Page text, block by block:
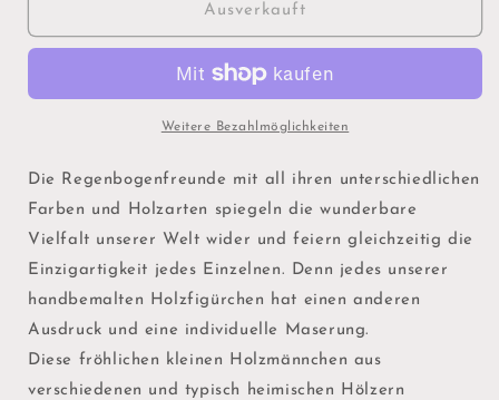
RegenbogenfreundeRegenbogenfreunde
Ausverkauft
Weitere Bezahlmöglichkeiten
Die Regenbogenfreunde mit all ihren unterschiedlichen
Farben und Holzarten spiegeln die wunderbare
Vielfalt unserer Welt wider und feiern gleichzeitig die
Einzigartigkeit jedes Einzelnen. Denn jedes unserer
handbemalten Holzfigürchen hat einen anderen
Ausdruck und eine individuelle Maserung.
Diese fröhlichen kleinen Holzmännchen aus
verschiedenen und typisch heimischen Hölzern